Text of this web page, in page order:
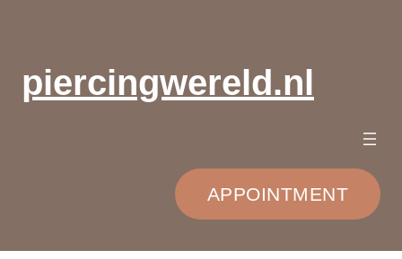
inhoudpiercingwereld.nl
APPOINTMENT